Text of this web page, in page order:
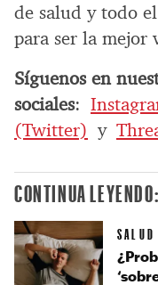
de salud y todo
para ser la mejor
Síguenos en
sociales:
(Twitter) y
CONTINUA LEYENDO:
SALUD